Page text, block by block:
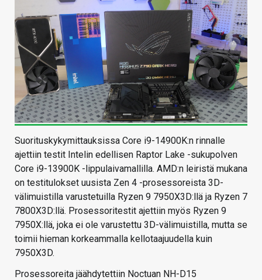
Suorituskykymittauksissa Core i9-14900K:n rinnalle
ajettiin testit Intelin edellisen Raptor Lake -sukupolven
Core i9-13900K -lippulaivamallilla. AMD:n leiristä mukana
on testitulokset uusista Zen 4 -prosessoreista 3D-
välimuistilla varustetuilla Ryzen 9 7950X3D:llä ja Ryzen 7
7800X3D:llä. Prosessoritestit ajettiin myös Ryzen 9
7950X:llä, joka ei ole varustettu 3D-välimuistilla, mutta se
toimii hieman korkeammalla kellotaajuudella kuin
7950X3D.
Prosessoreita jäähdytettiin Noctuan NH-D15